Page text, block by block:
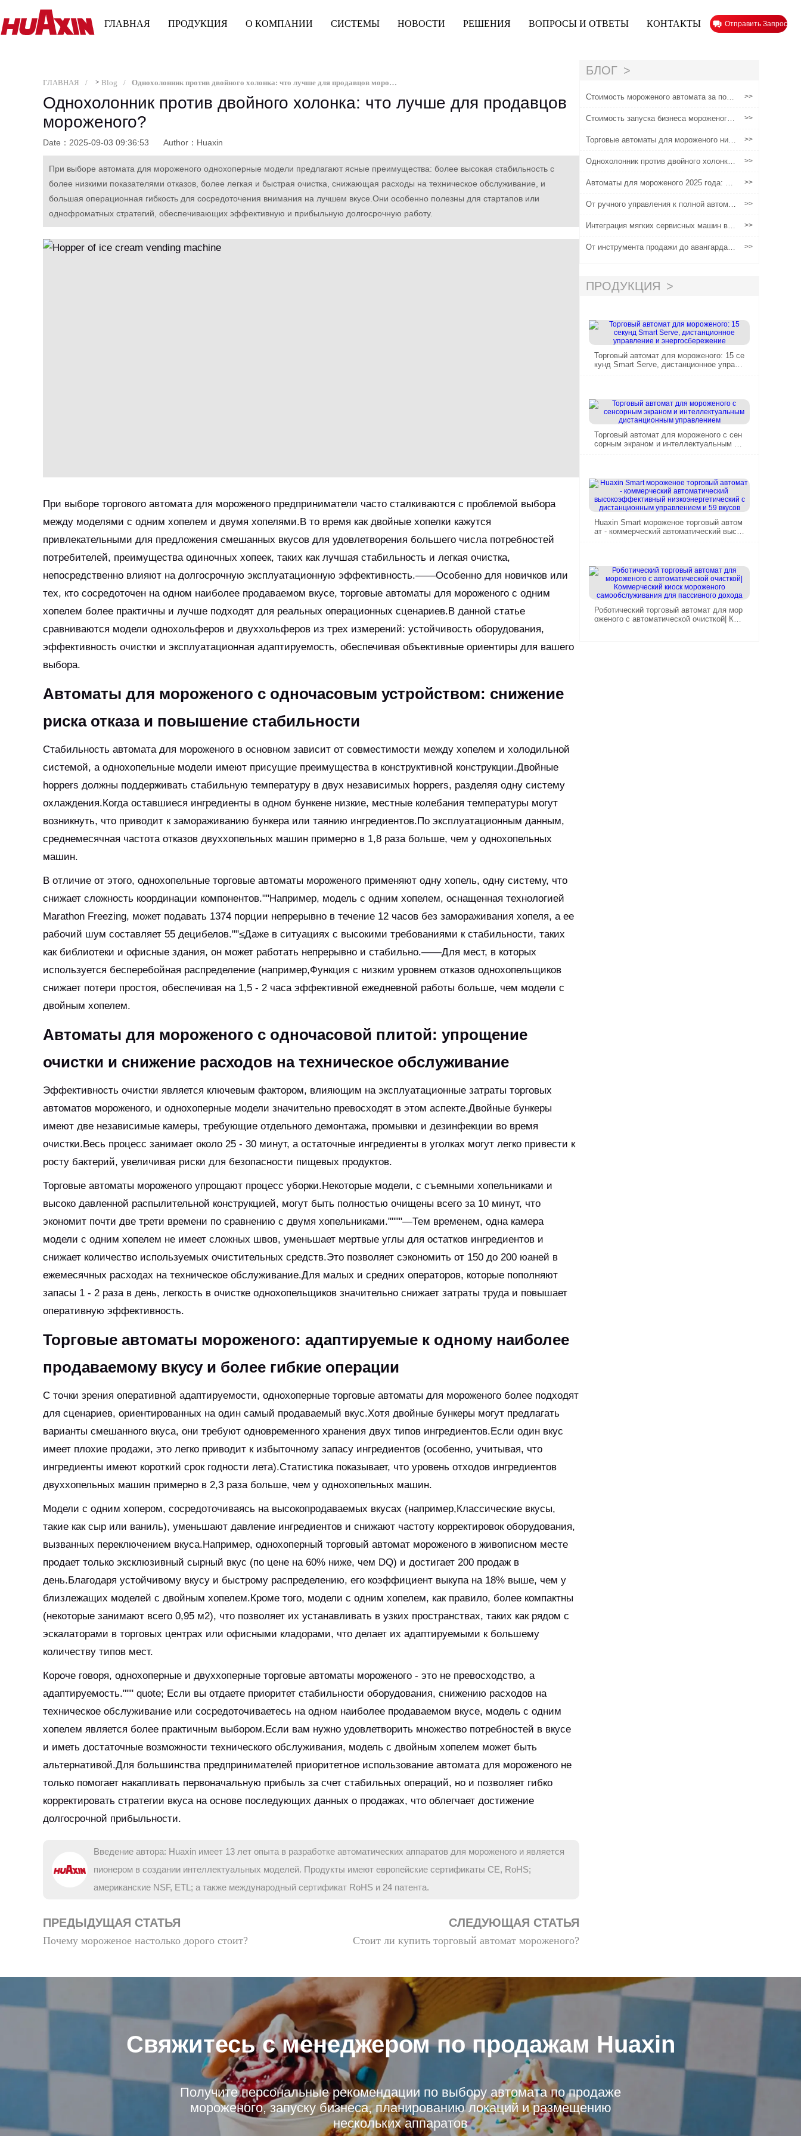
ГЛАВНАЯ ПРОДУКЦИЯ О КОМПАНИИ СИСТЕМЫ НОВОСТИ РЕШЕНИЯ ВОПРОСЫ И ОТВЕТЫ КОНТАКТЫ Отправить Запрос
ГЛАВНАЯ > Blog Однохолонник против двойного холонка: что лучше для продавцов мороженого?
Однохолонник против двойного холонка: что лучше для продавцов
мороженого?
Date：2025-09-03 09:36:53 Author：Huaxin
При выборе автомата для мороженого однохоперные модели предлагают ясные преимущества: более высокая стабильность с
более низкими показателями отказов, более легкая и быстрая очистка, снижающая расходы на техническое обслуживание, и
большая операционная гибкость для сосредоточения внимания на лучшем вкусе.Они особенно полезны для стартапов или
однофроматных стратегий, обеспечивающих эффективную и прибыльную долгосрочную работу.
При выборе торгового автомата для мороженого предприниматели часто сталкиваются с проблемой выбора
между моделями с одним хопелем и двумя хопелями.В то время как двойные хопелки кажутся
привлекательными для предложения смешанных вкусов для удовлетворения большего числа потребностей
потребителей, преимущества одиночных хопеек, таких как лучшая стабильность и легкая очистка,
непосредственно влияют на долгосрочную эксплуатационную эффективность.——Особенно для новичков или
тех, кто сосредоточен на одном наиболее продаваемом вкусе, торговые автоматы для мороженого с одним
хопелем более практичны и лучше подходят для реальных операционных сценариев.В данной статье
сравниваются модели однохольферов и двуххольферов из трех измерений: устойчивость оборудования,
эффективность очистки и эксплуатационная адаптируемость, обеспечивая объективные ориентиры для вашего
выбора.
Автоматы для мороженого с одночасовым устройством: снижение
риска отказа и повышение стабильности
Стабильность автомата для мороженого в основном зависит от совместимости между хопелем и холодильной
системой, а однохопельные модели имеют присущие преимущества в конструктивной конструкции.Двойные
hoppers должны поддерживать стабильную температуру в двух независимых hoppers, разделяя одну систему
охлаждения.Когда оставшиеся ингредиенты в одном бункене низкие, местные колебания температуры могут
возникнуть, что приводит к замораживанию бункера или таянию ингредиентов.По эксплуатационным данным,
среднемесячная частота отказов двуххопельных машин примерно в 1,8 раза больше, чем у однохопельных
машин.
В отличие от этого, однохопельные торговые автоматы мороженого применяют одну хопель, одну систему, что
снижает сложность координации компонентов.""Например, модель с одним хопелем, оснащенная технологией
Marathon Freezing, может подавать 1374 порции непрерывно в течение 12 часов без замораживания хопеля, а ее
рабочий шум составляет 55 децибелов.""≤Даже в ситуациях с высокими требованиями к стабильности, таких
как библиотеки и офисные здания, он может работать непрерывно и стабильно.——Для мест, в которых
используется бесперебойная распределение (например,Функция с низким уровнем отказов однохопельщиков
снижает потери простоя, обеспечивая на 1,5 - 2 часа эффективной ежедневной работы больше, чем модели с
двойным хопелем.
Автоматы для мороженого с одночасовой плитой: упрощение
очистки и снижение расходов на техническое обслуживание
Эффективность очистки является ключевым фактором, влияющим на эксплуатационные затраты торговых
автоматов мороженого, и однохоперные модели значительно превосходят в этом аспекте.Двойные бункеры
имеют две независимые камеры, требующие отдельного демонтажа, промывки и дезинфекции во время
очистки.Весь процесс занимает около 25 - 30 минут, а остаточные ингредиенты в уголках могут легко привести к
росту бактерий, увеличивая риски для безопасности пищевых продуктов.
Торговые автоматы мороженого упрощают процесс уборки.Некоторые модели, с съемными хопельниками и
высоко давленной распылительной конструкцией, могут быть полностью очищены всего за 10 минут, что
экономит почти две трети времени по сравнению с двумя хопельниками.""""—Тем временем, одна камера
модели с одним хопелем не имеет сложных швов, уменьшает мертвые углы для остатков ингредиентов и
снижает количество используемых очистительных средств.Это позволяет сэкономить от 150 до 200 юаней в
ежемесячных расходах на техническое обслуживание.Для малых и средних операторов, которые пополняют
запасы 1 - 2 раза в день, легкость в очистке однохопельщиков значительно снижает затраты труда и повышает
оперативную эффективность.
Торговые автоматы мороженого: адаптируемые к одному наиболее
продаваемому вкусу и более гибкие операции
С точки зрения оперативной адаптируемости, однохоперные торговые автоматы для мороженого более подходят
для сценариев, ориентированных на один самый продаваемый вкус.Хотя двойные бункеры могут предлагать
варианты смешанного вкуса, они требуют одновременного хранения двух типов ингредиентов.Если один вкус
имеет плохие продажи, это легко приводит к избыточному запасу ингредиентов (особенно, учитывая, что
ингредиенты имеют короткий срок годности лета).Статистика показывает, что уровень отходов ингредиентов
двуххопельных машин примерно в 2,3 раза больше, чем у однохопельных машин.
Модели с одним хопером, сосредоточиваясь на высокопродаваемых вкусах (например,Классические вкусы,
такие как сыр или ваниль), уменьшают давление ингредиентов и снижают частоту корректировок оборудования,
вызванных переключением вкуса.Например, однохоперный торговый автомат мороженого в живописном месте
продает только эксклюзивный сырный вкус (по цене на 60% ниже, чем DQ) и достигает 200 продаж в
день.Благодаря устойчивому вкусу и быстрому распределению, его коэффициент выкупа на 18% выше, чем у
близлежащих моделей с двойным хопелем.Кроме того, модели с одним хопелем, как правило, более компактны
(некоторые занимают всего 0,95 м2), что позволяет их устанавливать в узких пространствах, таких как рядом с
эскалаторами в торговых центрах или офисными кладорами, что делает их адаптируемыми к большему
количеству типов мест.
Короче говоря, однохоперные и двуххоперные торговые автоматы мороженого - это не превосходство, а
адаптируемость.""" quote; Если вы отдаете приоритет стабильности оборудования, снижению расходов на
техническое обслуживание или сосредоточиваетесь на одном наиболее продаваемом вкусе, модель с одним
хопелем является более практичным выбором.Если вам нужно удовлетворить множество потребностей в вкусе
и иметь достаточные возможности технического обслуживания, модель с двойным хопелем может быть
альтернативой.Для большинства предпринимателей приоритетное использование автомата для мороженого не
только помогает накапливать первоначальную прибыль за счет стабильных операций, но и позволяет гибко
корректировать стратегии вкуса на основе последующих данных о продажах, что облегчает достижение
долгосрочной прибыльности.
Введение автора: Huaxin имеет 13 лет опыта в разработке автоматических аппаратов для мороженого и является
пионером в создании интеллектуальных моделей. Продукты имеют европейские сертификаты CE, RoHS;
американские NSF, ETL; а также международный сертификат RoHS и 24 патента.
ПРЕДЫДУЩАЯ СТАТЬЯ
Почему мороженое настолько дорого стоит?
СЛЕДУЮЩАЯ СТАТЬЯ
Стоит ли купить торговый автомат мороженого?
БЛОГ
Стоимость мороженого автомата за порц
и должны предоставить
>>
Стоимость запуска бизнеса мороженого
бюджет
>>
Торговые автоматы для мороженого нико
>>
Однохолонник против двойного холонка:
>>
Автоматы для мороженого 2025 года: Ру
ной, безопасной и экономически эффект
ивной беспилотной розничной торговле
>>
От ручного управления к полной автомат
ля мороженого
>>
Интеграция мягких сервисных машин в в
>>
От инструмента продажи до авангарда б
>>
ПРОДУКЦИЯ
Торговый автомат для мороженого: 15 се
кунд Smart Serve, дистанционное управл
Торговый автомат для мороженого с сен
сорным экраном и интеллектуальным ди
Huaxin Smart мороженое торговый автом
ат - коммерческий автоматический высок
Роботический торговый автомат для мор
оженого с автоматической очисткой| Ком
Свяжитесь с менеджером по продажам Huaxin
Получите персональные рекомендации по выбору автомата по продаже
мороженого, запуску бизнеса, планированию локаций и размещению
нескольких аппаратов